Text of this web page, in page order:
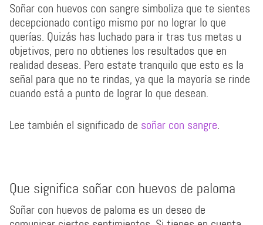
Soñar con huevos con sangre simboliza que te sientes
decepcionado contigo mismo por no lograr lo que
querías. Quizás has luchado para ir tras tus metas u
objetivos, pero no obtienes los resultados que en
realidad deseas. Pero estate tranquilo que esto es la
señal para que no te rindas, ya que la mayoría se rinde
cuando está a punto de lograr lo que desean.
Lee también el significado de soñar con sangre.
Que significa soñar con huevos de paloma
Soñar con huevos de paloma es un deseo de